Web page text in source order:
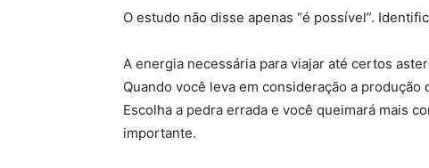
O estudo não disse apenas “é possível”.
A energia necessária para viajar até certos
Quando você leva em consideração a
Escolha a pedra errada e você queimará mais
importante.